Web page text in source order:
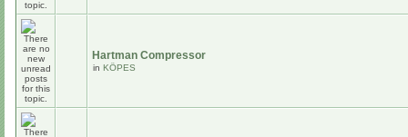
Hartman Compressor
in KÖPES